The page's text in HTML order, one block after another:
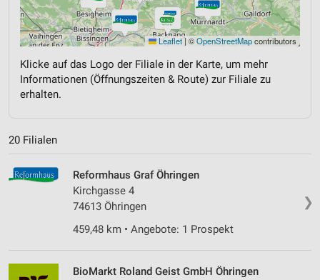
Leaflet| ©OpenStreetMapcontributors
Klicke auf das Logo der Filiale in der Karte, um mehr
Informationen (Öffnungszeiten & Route) zur Filiale zu
erhalten.
20 Filialen
❯
Reformhaus Graf Öhringen
Kirchgasse 4
74613 Öhringen
459,48 km • Angebote: 1 Prospekt
BioMarkt Roland Geist GmbH Öhringen